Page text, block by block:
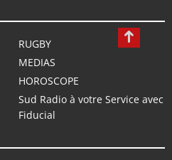
RUGBY
MEDIAS
HOROSCOPE
Sud Radio à votre Service avec
Fiducial